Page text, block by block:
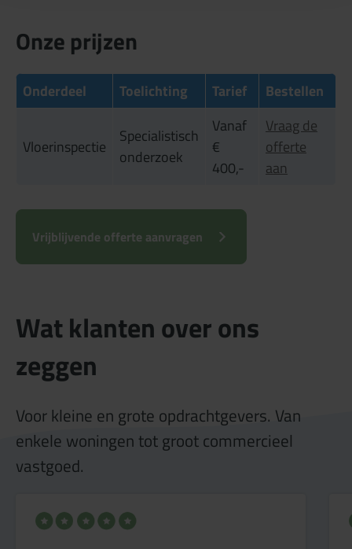
Onze prijzen
Onderdeel Toelichting Tarief Bestellen
Vloerinspectie
Specialistisch
onderzoek
Vanaf
€
400,-
Vraag de
offerte
aan
Vrijblijvende offerte aanvragen
Wat klanten over ons
zeggen
Voor kleine en grote opdrachtgevers. Van
enkele woningen tot groot commercieel
vastgoed.